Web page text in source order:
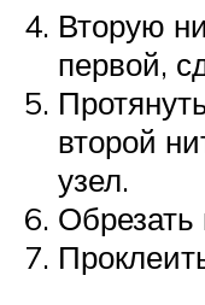
Вторую
первой,
второй
узел.